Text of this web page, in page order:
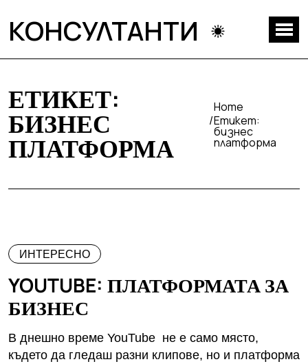
КОНСУЛТАНТИ
ЕТИКЕТ:
БИЗНЕС
ПЛАТФОРМА
Home
Етикет:
бизнес
платформа
ИНТЕРЕСНО
YOUTUBE: ПЛАТФОРМАТА ЗА
БИЗНЕС
В днешно време YouTube не е само място,
където да гледаш разни клипове, но и платформа